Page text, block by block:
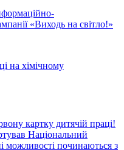
«Виходь на світло!»
на хімічному
картку дитячій праці!
Національний
можливості починаються з